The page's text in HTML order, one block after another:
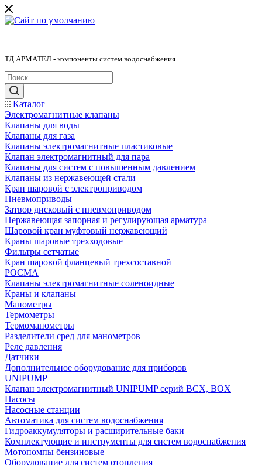
ТД АРМАТЕЛ - компоненты систем водоснабжения
Каталог
Электромагнитные клапаны
Клапаны для воды
Клапаны для газа
Клапаны электромагнитные пластиковые
Клапан электромагнитный для пара
Клапаны для систем с повышенным давлением
Клапаны из нержавеющей стали
Кран шаровой с электроприводом
Пневмоприводы
Затвор дисковый с пневмоприводом
Нержавеющая запорная и регулирующая арматура
Шаровой кран муфтовый нержавеющий
Краны шаровые трехходовые
Фильтры сетчатые
Кран шаровой фланцевый трехсоставной
РОСМА
Клапаны электромагнитные соленоидные
Краны и клапаны
Манометры
Термометры
Термоманометры
Разделители сред для манометров
Реле давления
Датчики
Дополнительное оборудование для приборов
UNIPUMP
Клапан электромагнитный UNIPUMP серий BCX, BOX
Насосы
Насосные станции
Автоматика для систем водоснабжения
Гидроаккумуляторы и расширительные баки
Комплектующие и инструменты для систем водоснабжения
Мотопомпы бензиновые
Оборудование для систем отопления